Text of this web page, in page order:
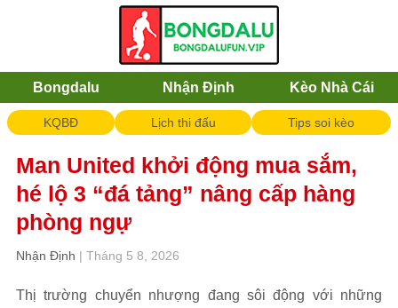
Bongdalu Nhận Định Kèo Nhà Cái
KQBĐ Lịch thi đấu Tips soi kèo
Man United khởi động mua sắm,
hé lộ 3 “đá tảng” nâng cấp hàng
phòng ngự
Nhận Định | Tháng 5 8, 2026
Thị trường chuyển nhượng đang sôi động với những